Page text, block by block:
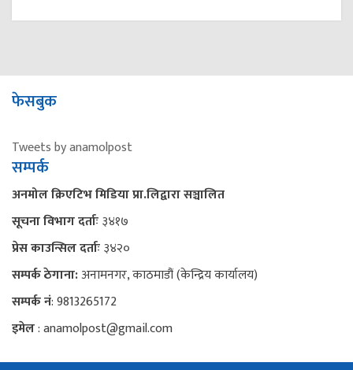
फेसबुक
Tweets by anamolpost
सम्पर्क
अनमोल क्रिएटिभ मिडिया प्रा.लिद्वारा सञ्चालित
सूचना विभाग दर्ताः३४१७
प्रेस काउन्सिल दर्ताः३४२०
सम्पर्क ठेगाना:अनामनगर, काठमाडौं (केन्द्रिय कार्यालय)
सम्पर्क नं: 9813265172
इमेल: anamolpost@gmail.com